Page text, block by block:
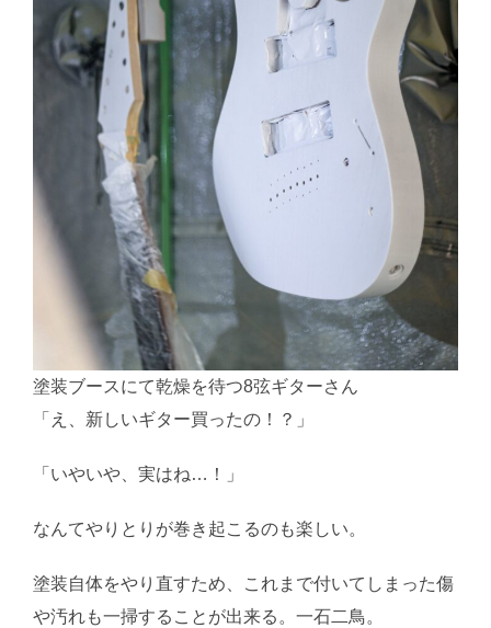
塗装ブースにて乾燥を待つ8弦ギターさん
「え、新しいギター買ったの！？」
「いやいや、実はね…！」
なんてやりとりが巻き起こるのも楽しい。
塗装自体をやり直すため、これまで付いてしまった傷
や汚れも一掃することが出来る。一石二鳥。